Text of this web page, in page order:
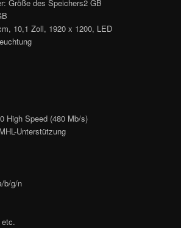
Größe des Speichers2 GB
10,1 Zoll, 1920 x 1200, LED
High Speed (480 Mb/s)
Unterstützung
b/g/n